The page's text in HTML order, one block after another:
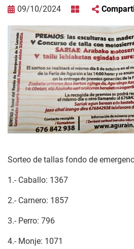
09/10/2024
Sorteo de tallas fondo de
1.- Caballo: 1367
2.- Carnero: 1857
3.- Perro: 796
4.- Monje: 1071